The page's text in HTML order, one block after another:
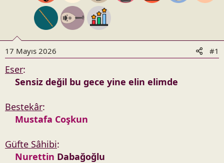
t
n
i
17 Mayıs 2026 #1
Eser:
Sensiz değil bu gece yine elin elimde
Bestekâr:
Mustafa Coşkun
Güfte Sâhibi:
Nurettin Dabağoğlu